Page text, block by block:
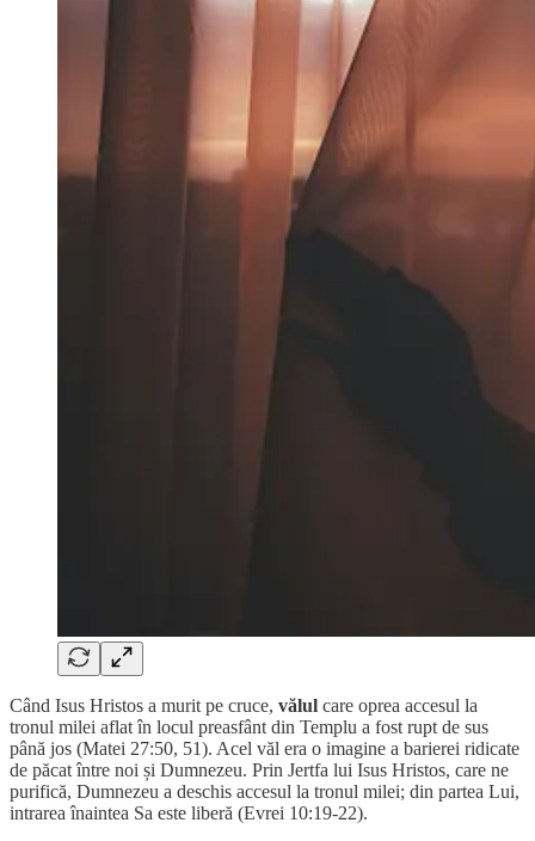
Când Isus Hristos a murit pe cruce, vălul care oprea accesul la
tronul milei aflat în locul preasfânt din Templu a fost rupt de sus
până jos (Matei 27:50, 51). Acel văl era o imagine a barierei ridicate
de păcat între noi și Dumnezeu. Prin Jertfa lui Isus Hristos, care ne
purifică, Dumnezeu a deschis accesul la tronul milei; din partea Lui,
intrarea înaintea Sa este liberă (Evrei 10:19-22).